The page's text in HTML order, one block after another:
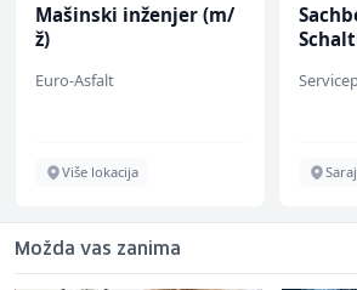
Mašinski inženjer (m/
ž)
Euro-Asfalt
Više lokacija
Možda vas zanima